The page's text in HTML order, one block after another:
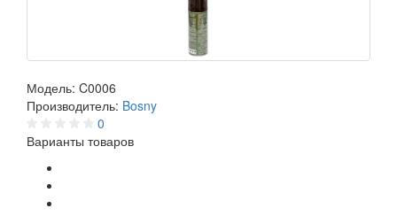
Модель: C0006
Производитель: Bosny
0
Варианты товаров